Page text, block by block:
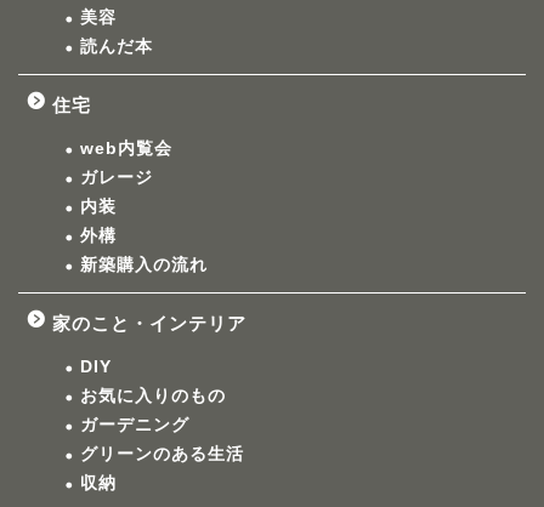
美容
読んだ本
住宅
web内覧会
ガレージ
内装
外構
新築購入の流れ
家のこと・インテリア
DIY
お気に入りのもの
ガーデニング
グリーンのある生活
収納